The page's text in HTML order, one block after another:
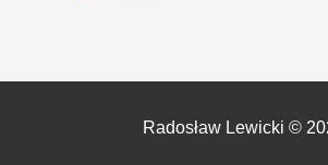
Radosław Lewicki ©